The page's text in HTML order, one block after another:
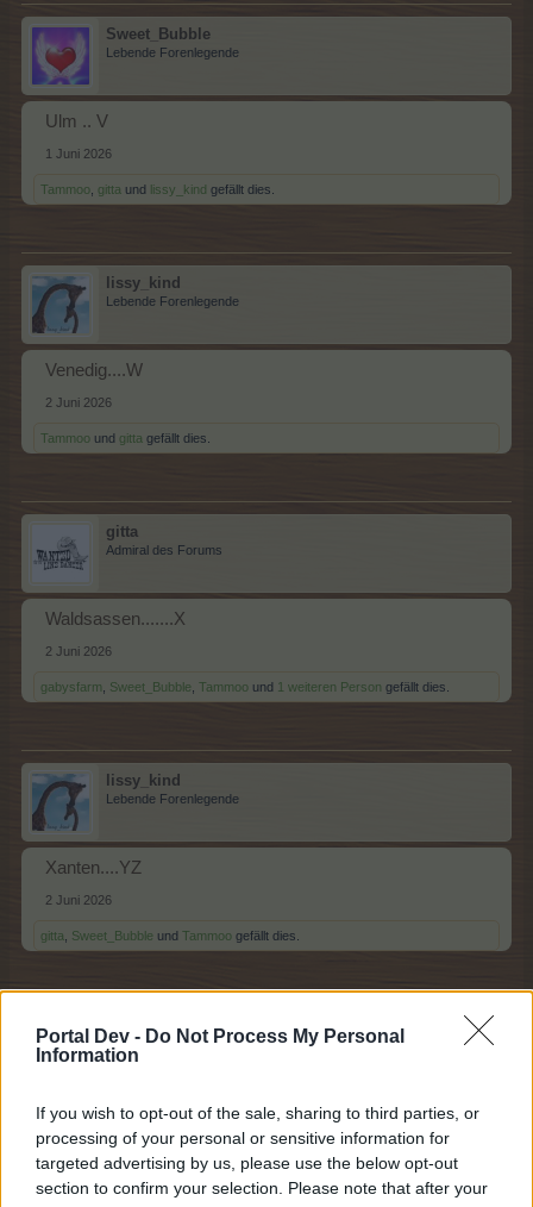
Portal Dev - Do Not Process My Personal
Information
If you wish to opt-out of the sale, sharing to third parties, or
processing of your personal or sensitive information for
targeted advertising by us, please use the below opt-out
section to confirm your selection. Please note that after your
Sweet_Bubble
Lebende Forenlegende
Ulm .. V
1 Juni 2026
Tammoo gitta und lissy_kind gefällt dies.
lissy_kind
Lebende Forenlegende
Venedig....W
2 Juni 2026
Tammoo und gitta gefällt dies.
gitta
Admiral des Forums
Waldsassen.......X
2 Juni 2026
gabysfarm Sweet_Bubble Tammoo und 1 weiteren Person gefällt dies.
lissy_kind
Lebende Forenlegende
Xanten....YZ
2 Juni 2026
gitta Sweet_Bubble und Tammoo gefällt dies.
Tammoo
Lebende Forenlegende
Yokohama...Z
2 Juni 2026
gitta,lissy_kindundSweet_Bubblegefällt dies.